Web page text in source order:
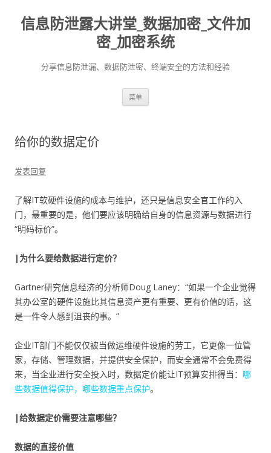
信息防泄露大讲堂_数据加密_文件加
密_加密系统
分享信息防泄漏、数据防泄密、终端安全的方法和经验
菜单
给你的数据定价
发表回复
了解IT软硬件设施的成本与维护，还只是信息安全官工作的入
门，最重要的是，他们要应该明确给自身的信息资源与数据进行
“明码标价”。
| 为什么要给数据进行定价？
Gartner研究信息经济的分析师Doug Laney：“如果一个企业觉得
其办公室的硬件设施比其信息资产更有重要、更有价值的话，这
是一件令人感到沮丧的事。”
企业IT部门不能仅仅被当做运维硬件设施的劳工，它更像一位管
家，存储、管理数据，并提供安全保护，而安全通常不会免费得
来，当企业进行安全投入时，数据定价能让IT预算安排得当： 哪
些数据值得保护，哪些数据重点保护。
|给数据定价需要注意哪些？
数据的直接价值